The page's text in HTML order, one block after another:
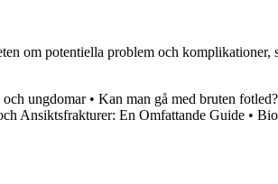
om potentiella problem och komplikationer,
ungdomar• Kan man gå med bruten
Ansiktsfrakturer: En Omfattande Guide •